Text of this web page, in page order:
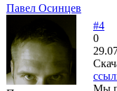
Павел Осинцев
#4
0